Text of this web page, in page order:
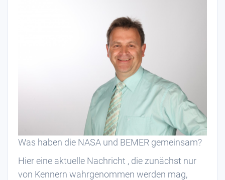
Was haben die NASA und BEMER‬ gemeinsam?
Hier eine aktuelle Nachricht , die zunächst nur
von Kennern wahrgenommen werden mag,